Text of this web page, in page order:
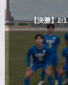
【決勝】2/